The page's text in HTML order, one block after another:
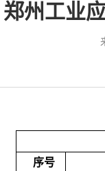
郑州工业
序号